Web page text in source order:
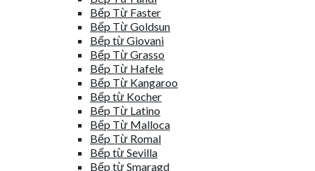
Bếp Từ Faster
Bếp Từ Goldsun
Bếp từ Giovani
Bếp Từ Grasso
Bếp Từ Hafele
Bếp Từ Kangaroo
Bếp từ Kocher
Bếp Từ Latino
Bếp Từ Malloca
Bếp Từ Romal
Bếp từ Sevilla
Bếp từ Smaragd